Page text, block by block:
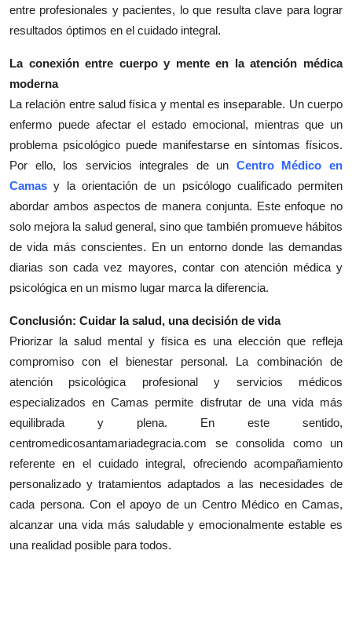
entre profesionales y pacientes, lo que resulta clave para lograr
resultados óptimos en el cuidado integral.
La conexión entre cuerpo y mente en la atención médica
moderna
La relación entre salud física y mental es inseparable. Un cuerpo
enfermo puede afectar el estado emocional, mientras que un
problema psicológico puede manifestarse en síntomas físicos.
Por ello, los servicios integrales de un Centro Médico en
Camas y la orientación de un psicólogo cualificado permiten
abordar ambos aspectos de manera conjunta. Este enfoque no
solo mejora la salud general, sino que también promueve hábitos
de vida más conscientes. En un entorno donde las demandas
diarias son cada vez mayores, contar con atención médica y
psicológica en un mismo lugar marca la diferencia.
Conclusión: Cuidar la salud, una decisión de vida
Priorizar la salud mental y física es una elección que refleja
compromiso con el bienestar personal. La combinación de
atención psicológica profesional y servicios médicos
especializados en Camas permite disfrutar de una vida más
equilibrada y plena. En este sentido,
centromedicosantamariadegracia.com se consolida como un
referente en el cuidado integral, ofreciendo acompañamiento
personalizado y tratamientos adaptados a las necesidades de
cada persona. Con el apoyo de un Centro Médico en Camas,
alcanzar una vida más saludable y emocionalmente estable es
una realidad posible para todos.